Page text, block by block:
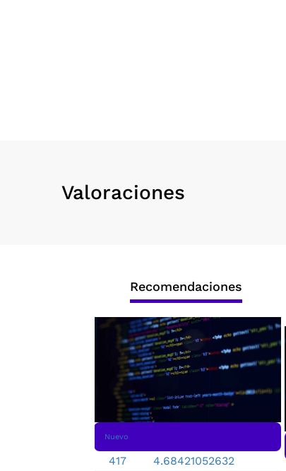
Valoraciones
Recomendaciones
Nuevo
417
4.68421052632